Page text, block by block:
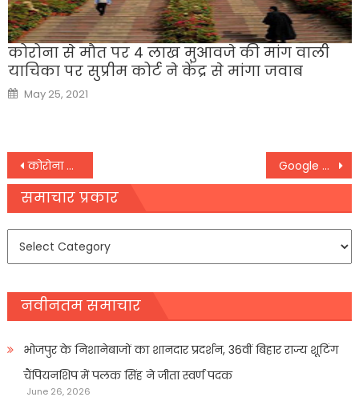
कोरोना से मौत पर 4 लाख मुआवजे की मांग वाली
याचिका पर सुप्रीम कोर्ट ने केंद्र से मांगा जवाब
Posted
on
May 25, 2021
Post
navigation
कोरोना वैक्सीनेशन : बच्चों के टीकाकरण के लिए एक जनवरी से शुरू होगा रजिस्ट्रेशन Google Pay, PhonePe जैसे UPI ऐप्स पर धोखाधड़ी से खुद को कैसे बचाएं
समाचार प्रकार
समाचार
नवीनतम समाचार
भोजपुर के निशानेबाजों का शानदार प्रदर्शन, 36वीं बिहार राज्य शूटिंग
चैंपियनशिप में पलक सिंह ने जीता स्वर्ण पदक
June 26, 2026